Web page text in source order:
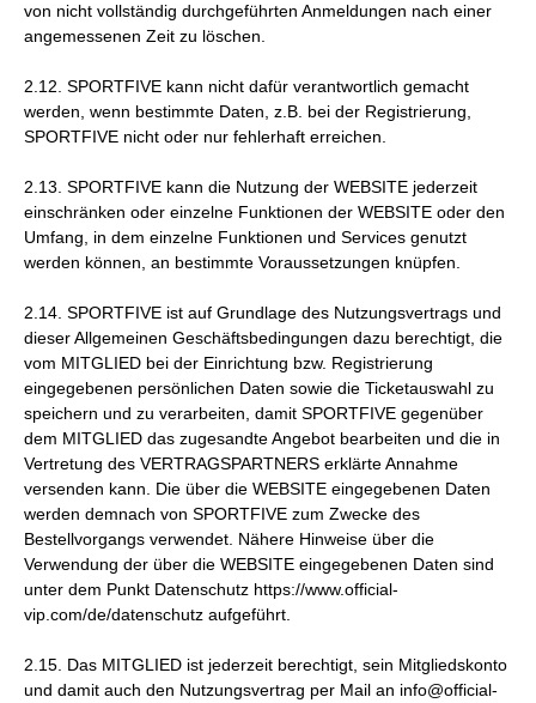
von nicht vollständig durchgeführten Anmeldungen nach einer
angemessenen Zeit zu löschen.
2.12. SPORTFIVE kann nicht dafür verantwortlich gemacht
werden, wenn bestimmte Daten, z.B. bei der Registrierung,
SPORTFIVE nicht oder nur fehlerhaft erreichen.
2.13. SPORTFIVE kann die Nutzung der WEBSITE jederzeit
einschränken oder einzelne Funktionen der WEBSITE oder den
Umfang, in dem einzelne Funktionen und Services genutzt
werden können, an bestimmte Voraussetzungen knüpfen.
2.14. SPORTFIVE ist auf Grundlage des Nutzungsvertrags und
dieser Allgemeinen Geschäftsbedingungen dazu berechtigt, die
vom MITGLIED bei der Einrichtung bzw. Registrierung
eingegebenen persönlichen Daten sowie die Ticketauswahl zu
speichern und zu verarbeiten, damit SPORTFIVE gegenüber
dem MITGLIED das zugesandte Angebot bearbeiten und die in
Vertretung des VERTRAGSPARTNERS erklärte Annahme
versenden kann. Die über die WEBSITE eingegebenen Daten
werden demnach von SPORTFIVE zum Zwecke des
Bestellvorgangs verwendet. Nähere Hinweise über die
Verwendung der über die WEBSITE eingegebenen Daten sind
unter dem Punkt Datenschutz https://www.official-
vip.com/de/datenschutz aufgeführt.
2.15. Das MITGLIED ist jederzeit berechtigt, sein Mitgliedskonto
und damit auch den Nutzungsvertrag per Mail an info@official-